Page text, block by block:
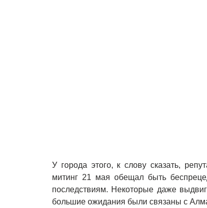
У города этого, к слову сказать,
митинг 21 мая обещал быть
последствиям. Некоторые даже
большие ожидания были связаны с